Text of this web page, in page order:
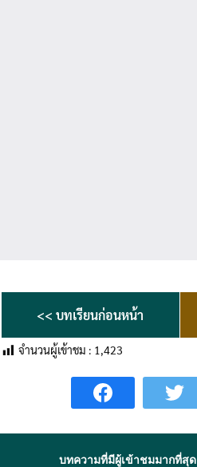
<< บทเรียนก่อนหน้า
จำนวนผู้เข้าชม : 1,423
บทความที่มีผู้เข้าชมมากที่สุด